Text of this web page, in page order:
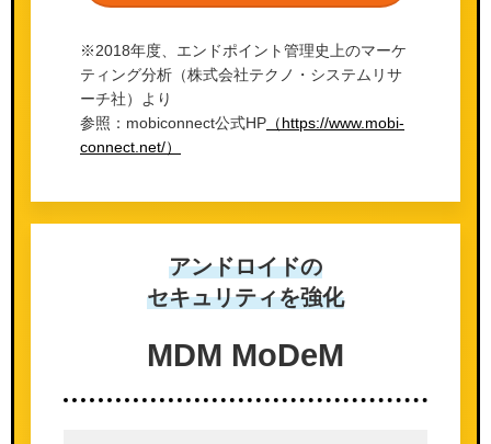
※2018年度、エンドポイント管理史上のマーケ
ティング分析（株式会社テクノ・システムリサ
ーチ社）より
参照：mobiconnect公式HP （https://www.mobi-
connect.net/）
アンドロイドの
セキュリティを強化
MDM MoDeM